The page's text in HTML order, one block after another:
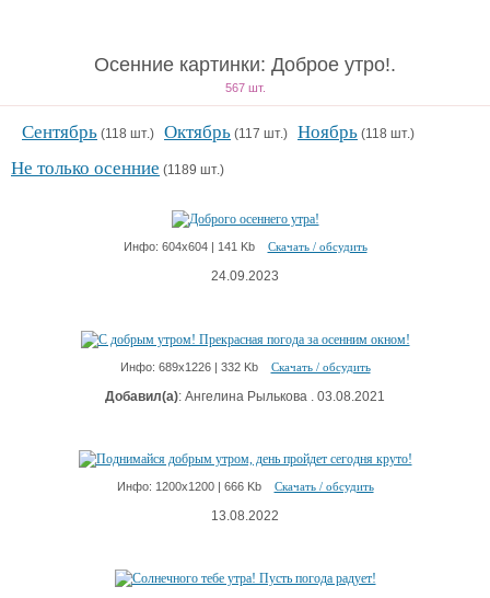
Осенние картинки: Доброе утро!.
567 шт.
Сентябрь (118 шт.) Октябрь (117 шт.) Ноябрь (118 шт.)
Не только осенние (1189 шт.)
Инфо: 604х604 | 141 Kb Скачать / обсудить
24.09.2023
Инфо: 689х1226 | 332 Kb Скачать / обсудить
Добавил(а): Ангелина Рылькова . 03.08.2021
Инфо: 1200х1200 | 666 Kb Скачать / обсудить
13.08.2022